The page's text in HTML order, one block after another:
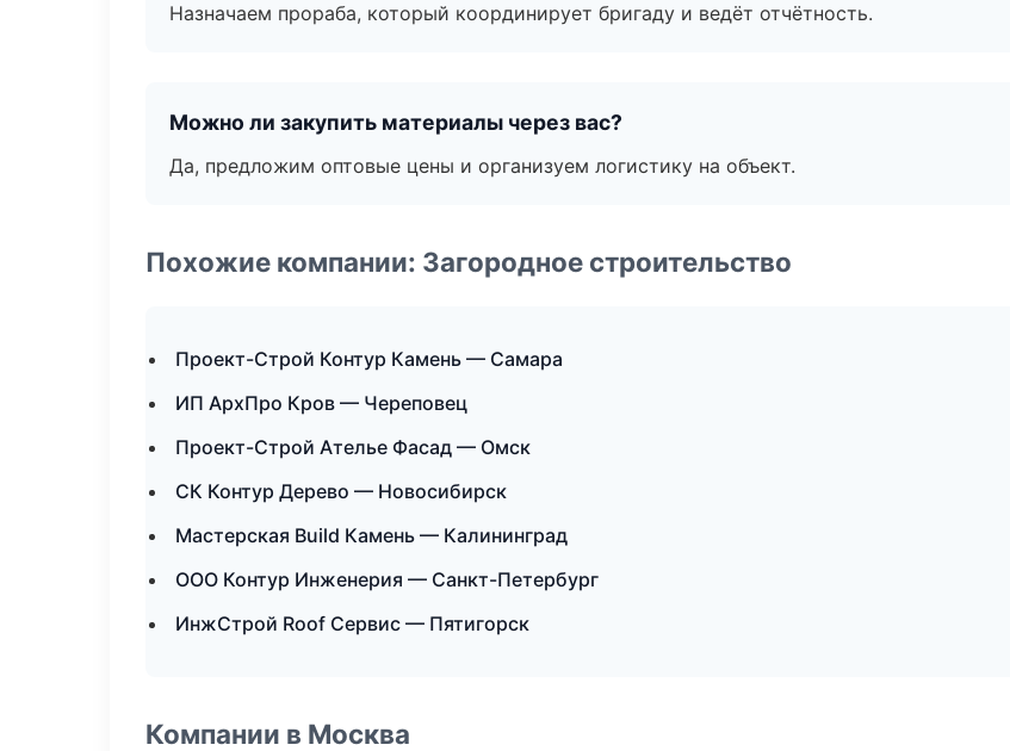
Назначаем прораба, который координирует бригаду и ведёт отчётность.
Можно ли закупить материалы через вас?
Да, предложим оптовые цены и организуем логистику на объект.
Похожие компании: Загородное строительство
Проект-Строй Контур Камень — Самара
ИП АрхПро Кров — Череповец
Проект-Строй Ателье Фасад — Омск
СК Контур Дерево — Новосибирск
Мастерская Build Камень — Калининград
ООО Контур Инженерия — Санкт-Петербург
ИнжСтрой Roof Сервис — Пятигорск
Компании в Москва